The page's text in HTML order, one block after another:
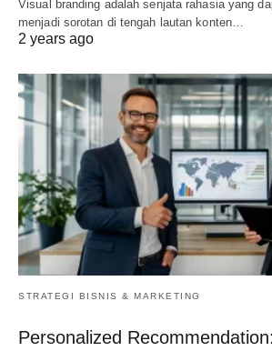
Visual branding adalah senjata rahasia yang
menjadi sorotan di tengah lautan konten…
2 years ago
STRATEGI BISNIS & MARKETING
Personalized